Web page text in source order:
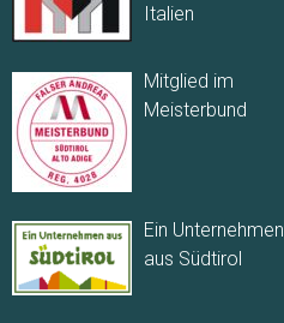
Italien
Mitglied im
Meisterbund
Ein Unternehmen
aus Südtirol